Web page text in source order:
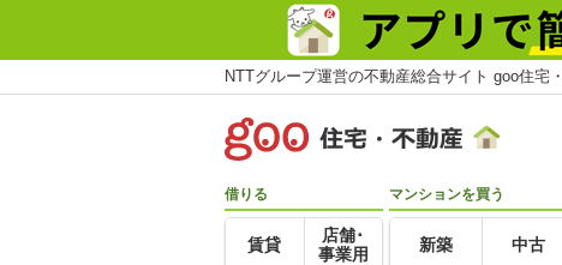
NTTグループ運営の不動産総合サイト goo住宅
借りる
賃貸
店舗･
事業用
マンションを買う
新築 中古